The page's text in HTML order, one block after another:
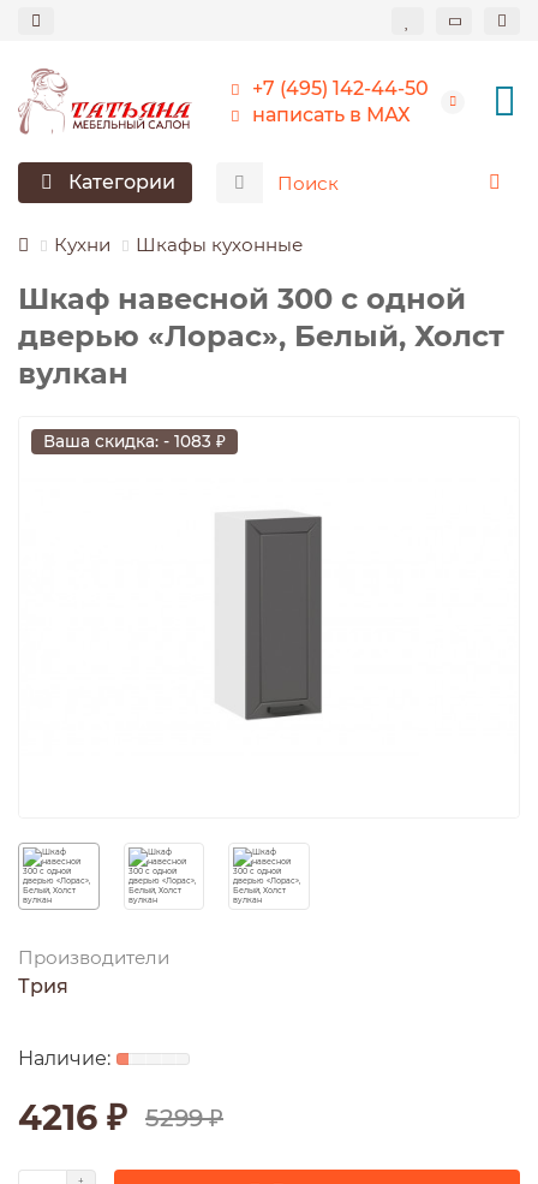
+7 (495) 142-44-50
написать в МАХ
Категории
Кухни Шкафы кухонные
Шкаф навесной 300 c одной
дверью «Лорас», Белый, Холст
вулкан
Ваша скидка: - 1083 ₽
Производители
Трия
4216 ₽ 5299 ₽